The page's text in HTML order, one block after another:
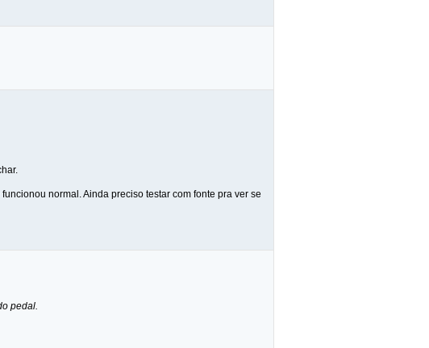
normal. Ainda preciso testar com fonte pra ver se
pedal.